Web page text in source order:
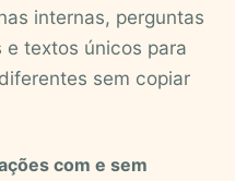
internas, perguntas
e textos únicos para
sem copiar
com e sem